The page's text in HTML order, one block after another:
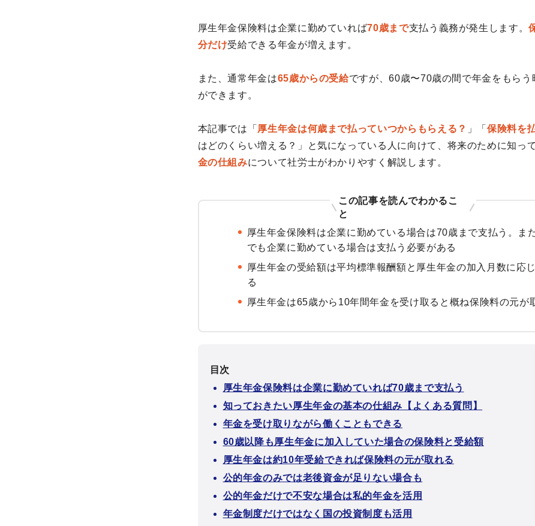
厚生年金保険料は企業に勤めていれば70歳まで支払う義務が発生します。
分だけ受給できる年金が増えます。
また、通常年金は65歳からの受給ですが、60歳〜70歳の間で年金をもらう
ができます。
本記事では「 厚生年金は何歳まで払っていつからもらえる？ 」「保険料を
はどのくらい増える？」と気になっている人に向けて、将来のために知っ
金の仕組みについて社労士がわかりやすく解説します。
この記事を読んでわかるこ
と
厚生年金保険料は企業に勤めている場合は70歳まで支払う。ま
でも企業に勤めている場合は支払う必要がある
厚生年金の受給額は平均標準報酬額と厚生年金の加入月数に応
る
厚生年金は65歳から10年間年金を受け取ると概ね保険料の元が
目次
厚生年金保険料は企業に勤めていれば70歳まで支払う
知っておきたい厚生年金の基本の仕組み【よくある質問】
年金を受け取りながら働くこともできる
60歳以降も厚生年金に加入していた場合の保険料と受給額
厚生年金は約10年受給できれば保険料の元が取れる
公的年金のみでは老後資金が足りない場合も
公的年金だけで不安な場合は私的年金を活用
年金制度だけではなく国の投資制度も活用